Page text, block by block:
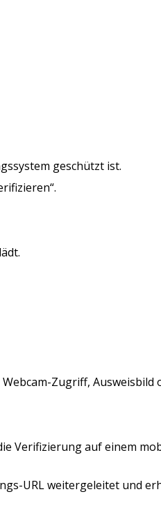
geschützt ist.
Zugriff, Ausweisbild
Verifizierung auf einem
URL weitergeleitet und